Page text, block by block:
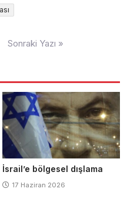
Sonraki Yazı »
İsrail’e bölgesel dışlama
17 Haziran 2026